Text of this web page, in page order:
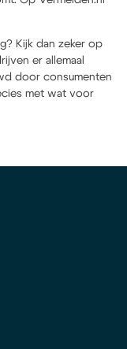
Kijk dan zeker op
er allemaal
door consumenten
met wat voor